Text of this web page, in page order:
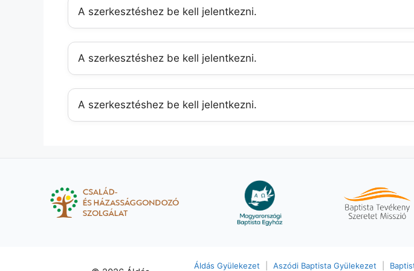
A szerkesztéshez be kell jelentkezni.
A szerkesztéshez be kell jelentkezni.
A szerkesztéshez be kell jelentkezni.
Áldás Gyülekezet Aszódi Baptista Gyülekezet